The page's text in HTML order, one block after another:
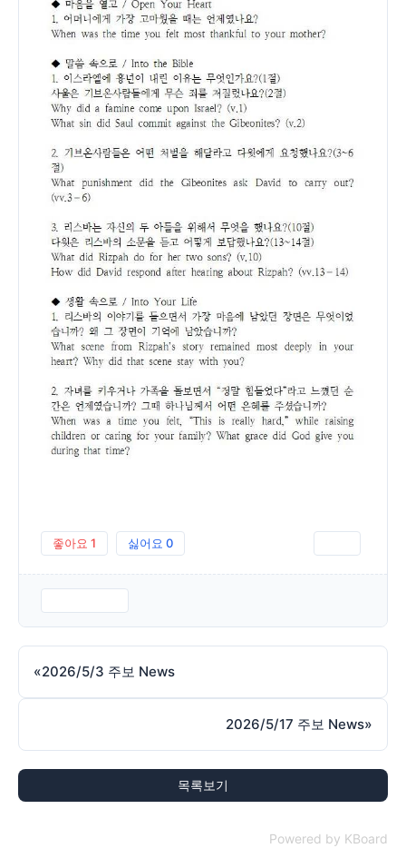
좋아요 1 싫어요 0
«2026/5/3 주보 News
2026/5/17 주보 News»
목록보기
Powered by KBoard